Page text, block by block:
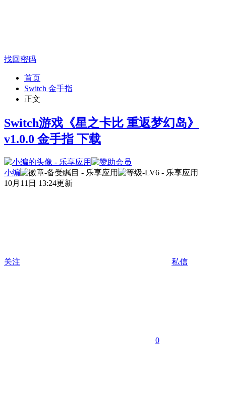
找回密码
首页
Switch 金手指
正文
Switch游戏《星之卡比 重返梦幻岛》
v1.0.0 金手指 下载
小编
10月11日 13:24更新
关注 私信
0